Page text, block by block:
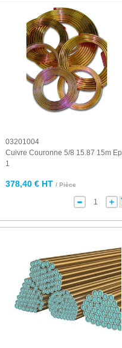
03201004
Cuivre Couronne 5/8 15.87 15m Ep
1
378,40 € HT / Pièce